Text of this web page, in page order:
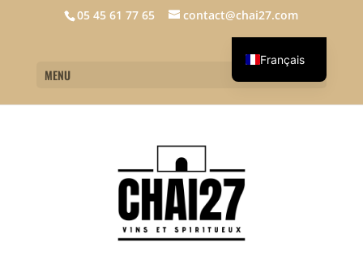
05 45 61 77 65 contact@chai27.com
MENU
Français
English